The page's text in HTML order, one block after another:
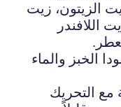
الزيتون، زيت
اللافندر
الخبز والماء
مع التحريك